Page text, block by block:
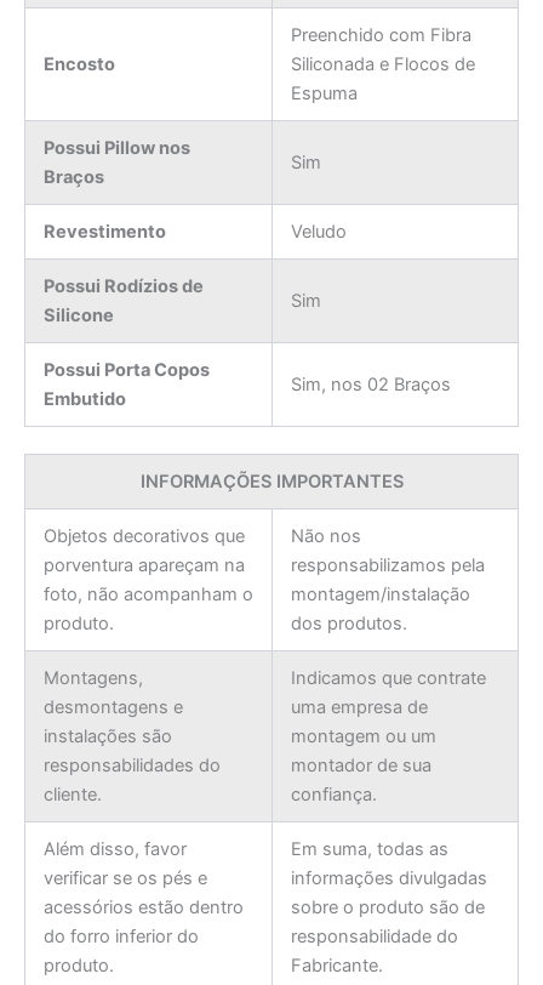
Encosto
Preenchido com Fibra
Siliconada e Flocos de
Espuma
Possui Pillow nos
Braços
Sim
Revestimento Veludo
Possui Rodízios de
Silicone
Sim
Possui Porta Copos
Embutido
Sim, nos 02 Braços
INFORMAÇÕES IMPORTANTES
Objetos decorativos que
porventura apareçam na
foto, não acompanham o
produto.
Não nos
responsabilizamos pela
montagem/instalação
dos produtos.
Montagens,
desmontagens e
instalações são
responsabilidades do
cliente.
Indicamos que contrate
uma empresa de
montagem ou um
montador de sua
confiança.
Além disso, favor
verificar se os pés e
acessórios estão dentro
do forro inferior do
produto.
Em suma, todas as
informações divulgadas
sobre o produto são de
responsabilidade do
Fabricante.